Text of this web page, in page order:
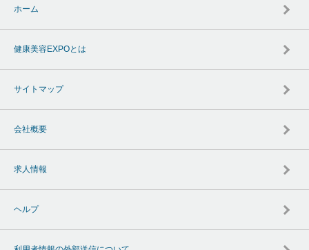
ホーム
健康美容EXPOとは
サイトマップ
会社概要
求人情報
ヘルプ